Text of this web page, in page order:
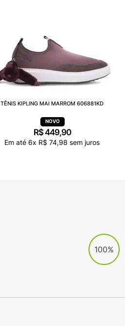
TÊNIS KIPLING MAI MARROM 606881KD
R$449,90
Em até 6x R$ 74,98 sem juros
100%